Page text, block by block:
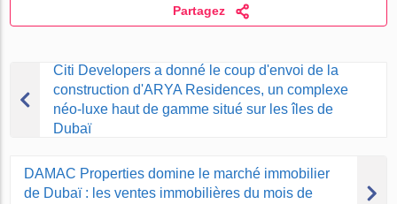
Partagez
Citi Developers a donné le coup d'envoi de la
construction d'ARYA Residences, un complexe
néo-luxe haut de gamme situé sur les îles de
Dubaï
DAMAC Properties domine le marché immobilier
de Dubaï : les ventes immobilières du mois de